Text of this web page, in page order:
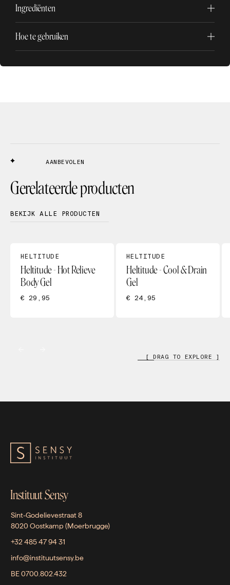
Ingrediënten
Hoe te gebruiken
AANBEVOLEN
Gerelateerde producten
BEKIJK ALLE PRODUCTEN
HELTITUDE
Heltitude - Hot Relieve
Body Gel
€ 29,95
HELTITUDE
Heltitude - Cool & Drain
Gel
€ 24,95
[ DRAG TO EXPLORE ]
Instituut Sensy
Sint-Godelievestraat 8
8020 Oostkamp (Moerbrugge)
+32 485 47 94 31
info@instituutsensy.be
BE 0700.802.432